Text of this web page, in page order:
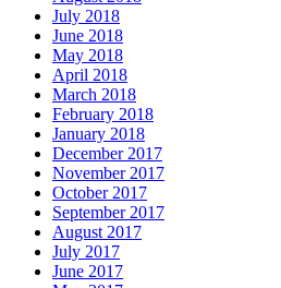
July 2018
June 2018
May 2018
April 2018
March 2018
February 2018
January 2018
December 2017
November 2017
October 2017
September 2017
August 2017
July 2017
June 2017